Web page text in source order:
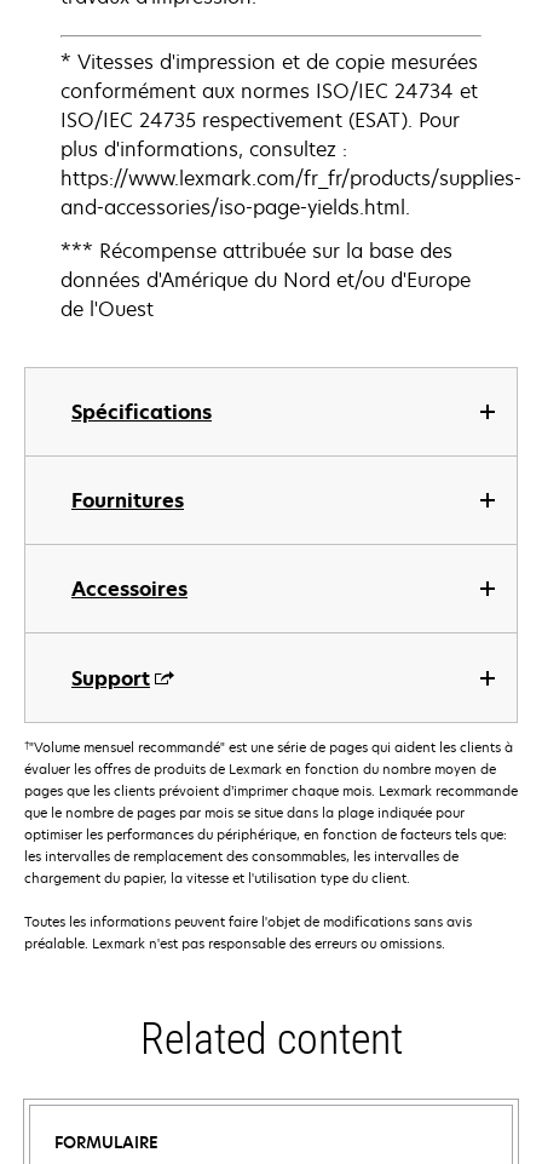
Spécifications
Fournitures
Accessoires
Support
* Vitesses d'impression et de copie mesurées
conformément aux normes ISO/IEC 24734 et
ISO/IEC 24735 respectivement (ESAT). Pour
plus d'informations, consultez :
https://www.lexmark.com/fr_fr/products/supplies-
and-accessories/iso-page-yields.html.
*** Récompense attribuée sur la base des
données d'Amérique du Nord et/ou d'Europe
de l'Ouest
†"Volume mensuel recommandé" est une série de pages qui aident les clients à
évaluer les offres de produits de Lexmark en fonction du nombre moyen de
pages que les clients prévoient d’imprimer chaque mois. Lexmark recommande
que le nombre de pages par mois se situe dans la plage indiquée pour
optimiser les performances du périphérique, en fonction de facteurs tels que:
les intervalles de remplacement des consommables, les intervalles de
chargement du papier, la vitesse et l'utilisation type du client.
Toutes les informations peuvent faire l'objet de modifications sans avis
préalable. Lexmark n'est pas responsable des erreurs ou omissions.
Related content
FORMULAIRE